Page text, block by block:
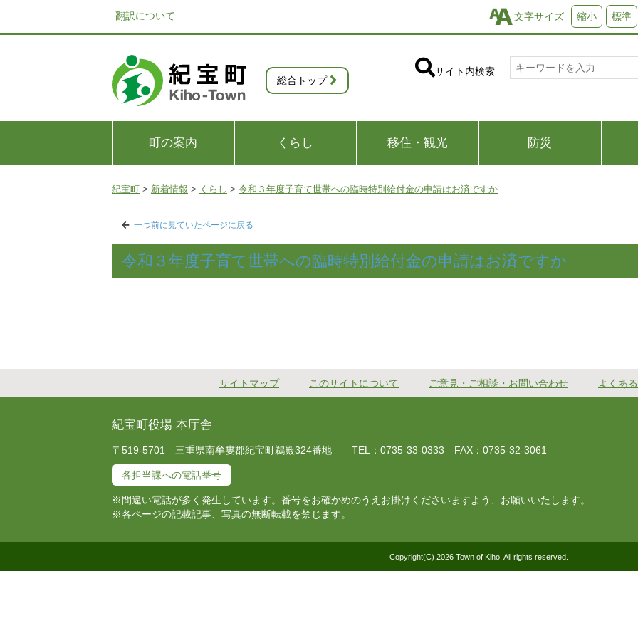
翻訳について 文字サイズ 縮小 標準
総合トップ
サイト内検索
町の案内 くらし 移住・観光 防災
紀宝町 > 新着情報 > くらし > 令和３年度子育て世帯への臨時特別給付金の申請はお済ですか
一つ前に見ていたページに戻る
令和３年度子育て世帯への臨時特別給付金の申請はお済ですか
サイトマップ このサイトについて ご意見・ご相談・お問い合わせ よくあ
紀宝町役場 本庁舎
〒519-5701 三重県南牟婁郡紀宝町鵜殿324番地 TEL：0735-33-0333 FAX：0735-32-3061
各担当課への電話番号
※間違い電話が多く発生しています。番号をお確かめのうえお掛けくださいますよう、お願いいたします。
※各ページの記載記事、写真の無断転載を禁じます。
Copyright(C) 2026 Town of Kiho, All rights reserved.